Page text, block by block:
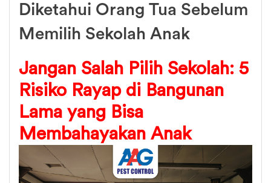
Diketahui Orang Tua Sebelum
Memilih Sekolah Anak
Jangan Salah Pilih Sekolah: 5
Risiko Rayap di Bangunan
Lama yang Bisa
Membahayakan Anak